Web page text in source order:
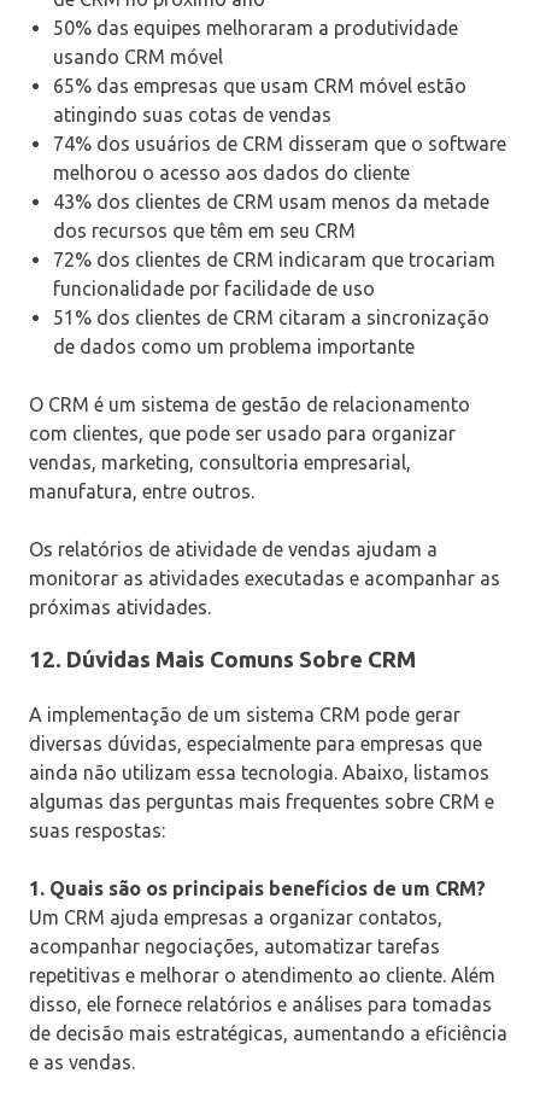
50% das equipes melhoraram a produtividade
usando CRM móvel
65% das empresas que usam CRM móvel estão
atingindo suas cotas de vendas
74% dos usuários de CRM disseram que o software
melhorou o acesso aos dados do cliente
43% dos clientes de CRM usam menos da metade
dos recursos que têm em seu CRM
72% dos clientes de CRM indicaram que trocariam
funcionalidade por facilidade de uso
51% dos clientes de CRM citaram a sincronização
de dados como um problema importante
O CRM é um sistema de gestão de relacionamento
com clientes, que pode ser usado para organizar
vendas, marketing, consultoria empresarial,
manufatura, entre outros.
Os relatórios de atividade de vendas ajudam a
monitorar as atividades executadas e acompanhar as
próximas atividades.
12. Dúvidas Mais Comuns Sobre CRM
A implementação de um sistema CRM pode gerar
diversas dúvidas, especialmente para empresas que
ainda não utilizam essa tecnologia. Abaixo, listamos
algumas das perguntas mais frequentes sobre CRM e
suas respostas:
1. Quais são os principais benefícios de um CRM?
Um CRM ajuda empresas a organizar contatos,
acompanhar negociações, automatizar tarefas
repetitivas e melhorar o atendimento ao cliente. Além
disso, ele fornece relatórios e análises para tomadas
de decisão mais estratégicas, aumentando a eficiência
e as vendas.